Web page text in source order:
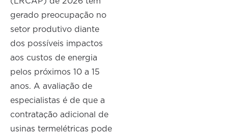
gerado preocupação no
setor produtivo diante
dos possíveis impactos
aos custos de energia
pelos próximos 10 a 15
anos. A avaliação de
especialistas é de que a
contratação adicional de
usinas termelétricas pode